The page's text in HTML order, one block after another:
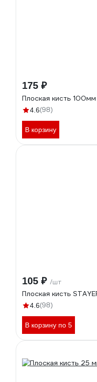
175 ₽
Плоская кисть
4.6(98)
В корзину
105 ₽ /шт
Плоская кисть
4.6(98)
В корзину по 5